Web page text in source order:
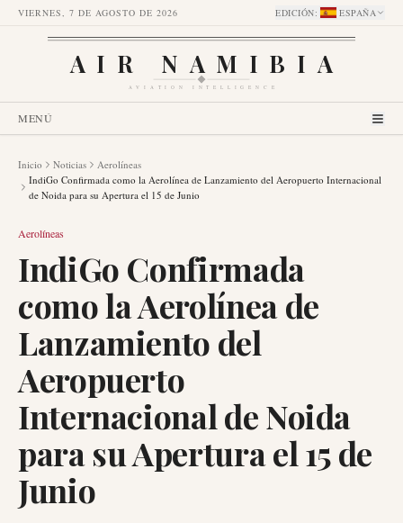
VIERNES, 7 DE AGOSTO DE 2026 EDICIÓN: ESPAÑA
AIR NAMIBIA
AVIATION INTELLIGENCE
MENÚ
Inicio Noticias
Aerolíneas
IndiGo Confirmada como la Aerolínea de Lanzamiento del Aeropuerto Internacional
de Noida para su Apertura el 15 de Junio
Aerolíneas
IndiGo Confirmada
como la Aerolínea de
Lanzamiento del
Aeropuerto
Internacional de Noida
para su Apertura el 15 de
Junio